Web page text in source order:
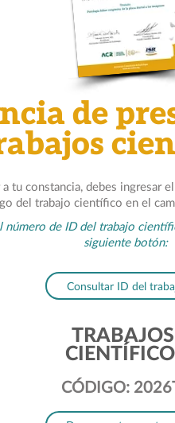
de
a tu constancia, debes ingresar
del trabajo científico en el
número de ID del trabajo
siguiente botón:
Consultar ID del
TRABAJOS
CÓDIGO: